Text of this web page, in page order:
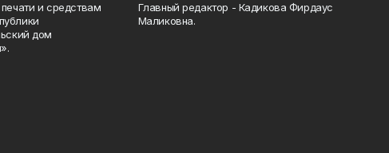
и средствам
дом
Главный редактор - Кадикова Фирдаус
Маликовна.